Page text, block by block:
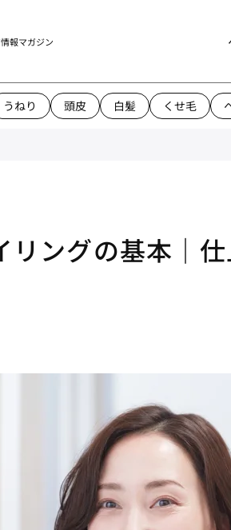
報マガジン
うねり 頭皮 白髪 くせ毛
ングの基本｜